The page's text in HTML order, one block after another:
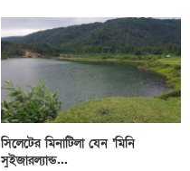
সিলেটের মিনাটিলা যেন ‘মিনি
সুইজারল্যান্ড...